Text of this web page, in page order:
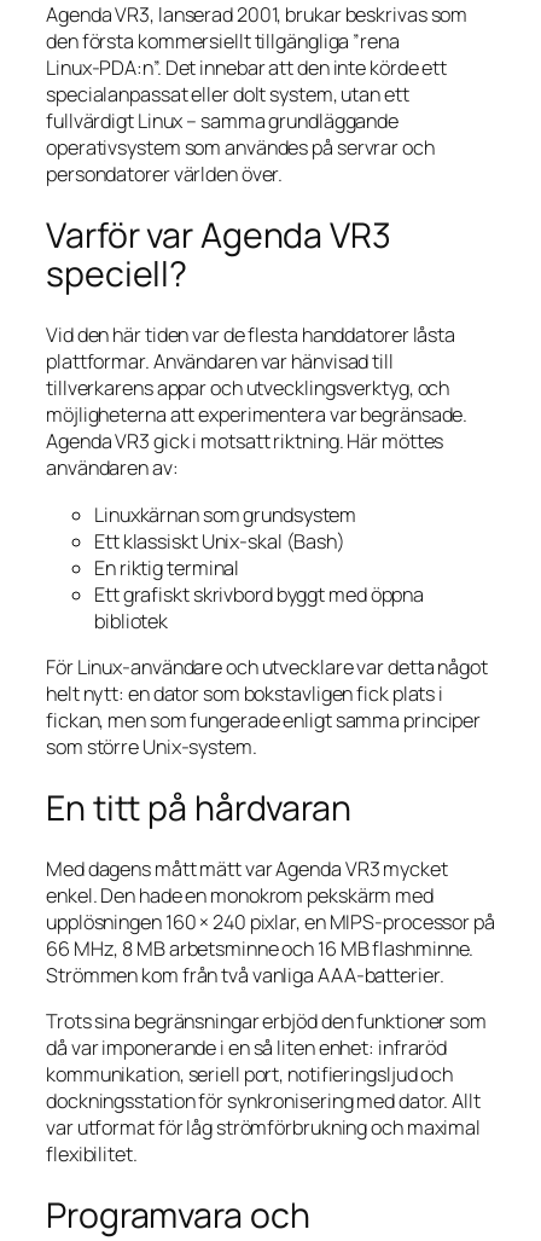
Agenda VR3, lanserad 2001, brukar beskrivas som
den första kommersiellt tillgängliga ”rena
Linux‑PDA:n”. Det innebar att den inte körde ett
specialanpassat eller dolt system, utan ett
fullvärdigt Linux – samma grundläggande
operativsystem som användes på servrar och
persondatorer världen över.
Varför var Agenda VR3
speciell?
Vid den här tiden var de flesta handdatorer låsta
plattformar. Användaren var hänvisad till
tillverkarens appar och utvecklingsverktyg, och
möjligheterna att experimentera var begränsade.
Agenda VR3 gick i motsatt riktning. Här möttes
användaren av:
Linuxkärnan som grundsystem
Ett klassiskt Unix‑skal (Bash)
En riktig terminal
Ett grafiskt skrivbord byggt med öppna
bibliotek
För Linux‑användare och utvecklare var detta något
helt nytt: en dator som bokstavligen fick plats i
fickan, men som fungerade enligt samma principer
som större Unix‑system.
En titt på hårdvaran
Med dagens mått mätt var Agenda VR3 mycket
enkel. Den hade en monokrom pekskärm med
upplösningen 160 × 240 pixlar, en MIPS‑processor på
66 MHz, 8 MB arbetsminne och 16 MB flashminne.
Strömmen kom från två vanliga AAA‑batterier.
Trots sina begränsningar erbjöd den funktioner som
då var imponerande i en så liten enhet: infraröd
kommunikation, seriell port, notifieringsljud och
dockningsstation för synkronisering med dator. Allt
var utformat för låg strömförbrukning och maximal
flexibilitet.
Programvara och